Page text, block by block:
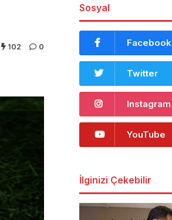
102 0
Sosyal
Facebook
Twitter
Instagram
YouTube
İlginizi Çekebilir